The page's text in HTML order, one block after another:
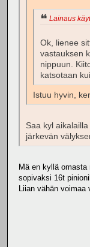
Lainaus
Ok, lienee
vastauksen
nippuun.
katsotaan
Istuu hyvin,
Saa kyl
järkevän
Mä en kyllä
sopivaksi 16t
Liian vähän voimaa